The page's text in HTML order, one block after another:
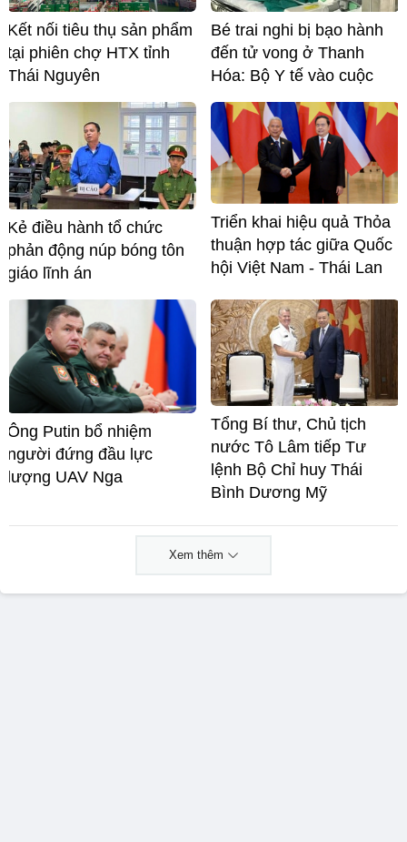
Kết nối tiêu thụ sản phẩm
tại phiên chợ HTX tỉnh
Thái Nguyên
Bé trai nghi bị bạo hành
đến tử vong ở Thanh
Hóa: Bộ Y tế vào cuộc
Kẻ điều hành tổ chức
phản động núp bóng tôn
giáo lĩnh án
Triển khai hiệu quả Thỏa
thuận hợp tác giữa Quốc
hội Việt Nam - Thái Lan
Ông Putin bổ nhiệm
người đứng đầu lực
lượng UAV Nga
Tổng Bí thư, Chủ tịch
nước Tô Lâm tiếp Tư
lệnh Bộ Chỉ huy Thái
Bình Dương Mỹ
Xem thêm